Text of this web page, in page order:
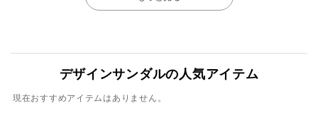
デザインサンダルの人気アイテム
現在おすすめアイテムはありません。